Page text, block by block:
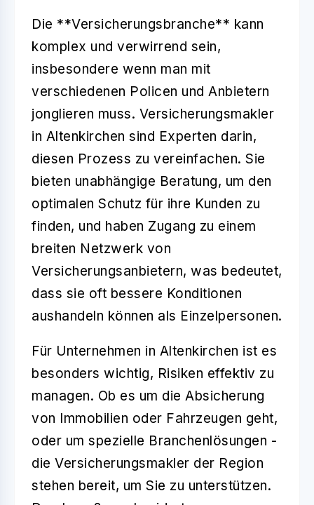
Die **Versicherungsbranche** kann
komplex und verwirrend sein,
insbesondere wenn man mit
verschiedenen Policen und Anbietern
jonglieren muss. Versicherungsmakler
in Altenkirchen sind Experten darin,
diesen Prozess zu vereinfachen. Sie
bieten unabhängige Beratung, um den
optimalen Schutz für ihre Kunden zu
finden, und haben Zugang zu einem
breiten Netzwerk von
Versicherungsanbietern, was bedeutet,
dass sie oft bessere Konditionen
aushandeln können als Einzelpersonen.
Für Unternehmen in Altenkirchen ist es
besonders wichtig, Risiken effektiv zu
managen. Ob es um die Absicherung
von Immobilien oder Fahrzeugen geht,
oder um spezielle Branchenlösungen -
die Versicherungsmakler der Region
stehen bereit, um Sie zu unterstützen.